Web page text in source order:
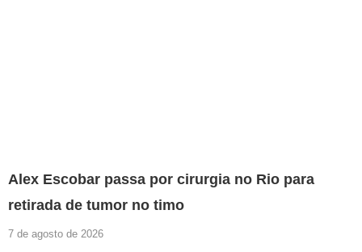
Alex Escobar passa por cirurgia no Rio para
retirada de tumor no timo
7 de agosto de 2026